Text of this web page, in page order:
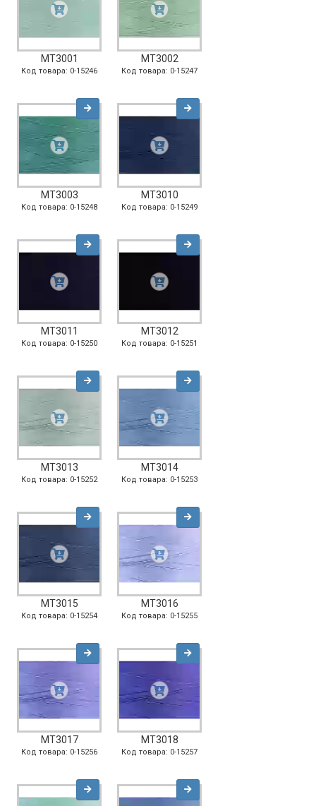
MT3001
Код товара: 0-15246
MT3002
Код товара: 0-15247
MT3003
Код товара: 0-15248
MT3010
Код товара: 0-15249
MT3011
Код товара: 0-15250
MT3012
Код товара: 0-15251
MT3013
Код товара: 0-15252
MT3014
Код товара: 0-15253
MT3015
Код товара: 0-15254
MT3016
Код товара: 0-15255
MT3017
Код товара: 0-15256
MT3018
Код товара: 0-15257